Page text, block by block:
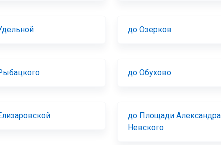
до Озерков
до Обухово
до Площади Александра
Невского